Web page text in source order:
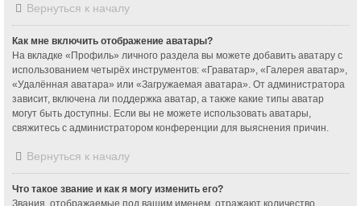
Вернуться к началу
Как мне включить отображение аватары?
На вкладке «Профиль» личного раздела вы можете добавить аватару с
использованием четырёх инструментов: «Граватар», «Галерея аватар»,
«Удалённая аватара» или «Загружаемая аватара». От администратора
зависит, включена ли поддержка аватар, а также какие типы аватар
могут быть доступны. Если вы не можете использовать аватары,
свяжитесь с администратором конференции для выяснения причин.
Вернуться к началу
Что такое звание и как я могу изменить его?
Звания, отображаемые под вашим именем, отражают количество